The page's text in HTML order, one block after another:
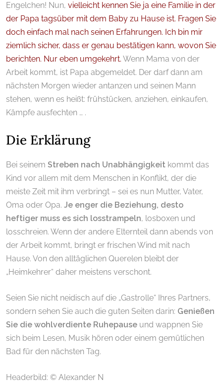
Engelchen! Nun, vielleicht kennen Sie ja eine Familie in der
der Papa tagsüber mit dem Baby zu Hause ist. Fragen Sie
doch einfach mal nach seinen Erfahrungen. Ich bin mir
ziemlich sicher, dass er genau bestätigen kann, wovon Sie
berichten. Nur eben umgekehrt. Wenn Mama von der
Arbeit kommt, ist Papa abgemeldet. Der darf dann am
nächsten Morgen wieder antanzen und seinen Mann
stehen, wenn es heißt: frühstücken, anziehen, einkaufen,
Kämpfe ausfechten … .
Die Erklärung
Bei seinem Streben nach Unabhängigkeit kommt das
Kind vor allem mit dem Menschen in Konflikt, der die
meiste Zeit mit ihm verbringt – sei es nun Mutter, Vater,
Oma oder Opa. Je enger die Beziehung, desto
heftiger muss es sich losstrampeln, losboxen und
losschreien. Wenn der andere Elternteil dann abends von
der Arbeit kommt, bringt er frischen Wind mit nach
Hause. Von den alltäglichen Querelen bleibt der
„Heimkehrer“ daher meistens verschont.
Seien Sie nicht neidisch auf die „Gastrolle“ Ihres Partners,
sondern sehen Sie auch die guten Seiten darin: Genießen
Sie die wohlverdiente Ruhepause und wappnen Sie
sich beim Lesen, Musik hören oder einem gemütlichen
Bad für den nächsten Tag.
Headerbild: © Alexander N